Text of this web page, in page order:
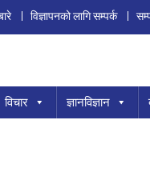
विज्ञापनको लागि सम्पर्क
विचार ज्ञानविज्ञान